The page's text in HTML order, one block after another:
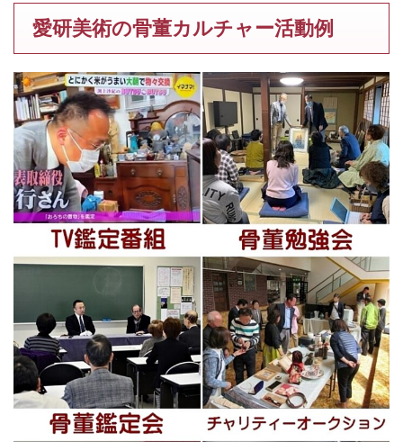
愛研美術の骨董カルチャー活動例